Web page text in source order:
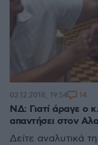
ΝΔ: Γιατί άραγε ο
απαντήσει στον
Δείτε αναλυτικά
02.12.2018, 19:54 14